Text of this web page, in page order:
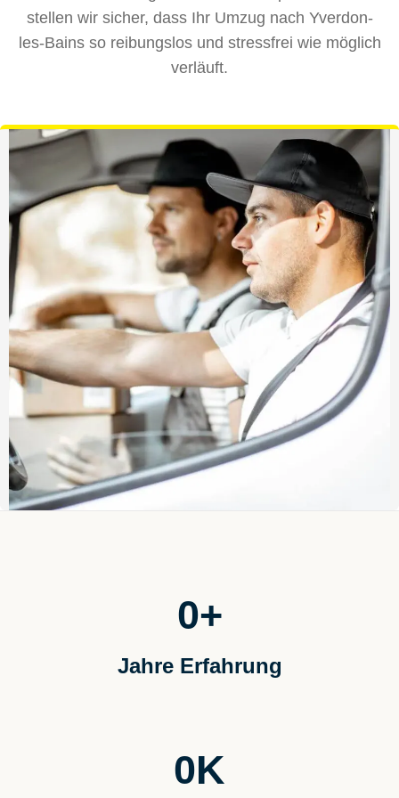
stellen wir sicher, dass Ihr Umzug nach Yverdon-
les-Bains so reibungslos und stressfrei wie möglich
verläuft.
Jahre Erfahrung
0+
0K